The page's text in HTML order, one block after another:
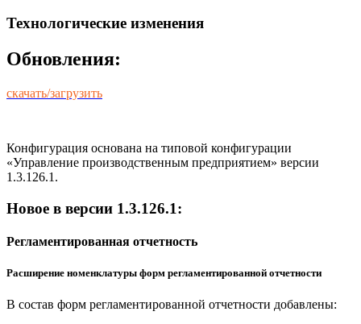
Технологические изменения
Обновления:
скачать/загрузить
Конфигурация основана на типовой конфигурации
«Управление производственным предприятием» версии
1.3.126.1.
Новое в версии 1.3.126.1:
Регламентированная отчетность
Расширение номенклатуры форм регламентированной отчетности
В состав форм регламентированной отчетности добавлены: